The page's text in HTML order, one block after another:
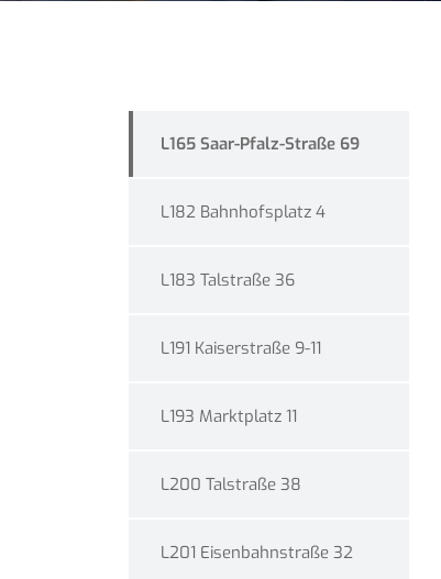
L165 Saar-Pfalz-Straße 69
L182 Bahnhofsplatz 4
L183 Talstraße 36
L191 Kaiserstraße 9-11
L193 Marktplatz 11
L200 Talstraße 38
L201 Eisenbahnstraße 32